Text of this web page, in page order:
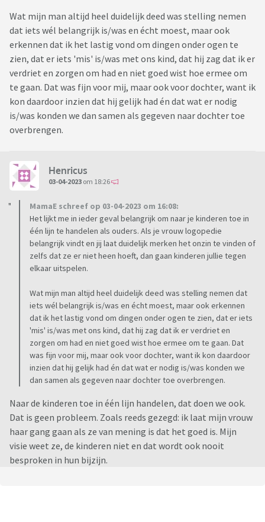
Inzake het logisch beredeneren: er was een A4 met een paar
afbeeldingen, w.o. een eend op een fiets. De vraag: wat klopt
er niet.
Mijn visie: áls logopedie al iets met "logisch beredeneren"
zou moeten doen...het kind is 4, op tv zie je bijv. eenden
(Donald Duck e.a.) die praten, autorijden, met een hengeltje
vissen, op een vliegend tapijt rondvliegen etc.
Auto's die praten, zelfstandig rijden, handen
En dan moet een eend op een fiets niet kunnen?!?!?
leeft nog in een iets andere wereld.
Of zie ik dat verkeerd??
(mijn vrouw blijft er overigens bij dat logopedie wel effect
heeft, ze praat nu wel beter etc. etc.
1.5 jaar verder én dus ook ca. 1,5 jaar ouder...bij het ouder
worden wordt de spraak vanzelfsprekend beter, de
woordenschat groter etc.
Logopedie van 1 x p/w een half uur zet m.i. geen zoden aan de
dijk, zeker niet als ze domweg spelletjes doen. (laatst was ik
weer mee naar logopedie, weer spelletje, na 15 minuten ging
dochter met arm voor de ogen zitten, kwam geen woord uit
vroeg nog 2 x of ze door wilde spelen...geen reactie en
logopedist ging ook maar met de armen over elkaar zitten.
10 minuten niks doen. Sja, tijd was toen voorbij, tot ziens en
tot volgende week. )
Wat mijn man altijd heel duidelijk deed was stelling nemen
dat iets wél belangrijk is/was en écht moest, maar ook
erkennen dat ik het lastig vond om dingen onder ogen te
zien, dat er iets 'mis' is/was met ons kind, dat hij zag dat ik er
verdriet en zorgen om had en niet goed wist hoe ermee om
te gaan. Dat was fijn voor mij, maar ook voor dochter, want ik
kon daardoor inzien dat hij gelijk had én dat wat er nodig
is/was konden we dan samen als gegeven naar dochter toe
overbrengen.
Henricus
03-04-2023 om 18:26
MamaE schreef op 03-04-2023 om 16:08:
Het lijkt me in ieder geval belangrijk om naar je kinderen toe in
één lijn te handelen als ouders. Als je vrouw logopedie
belangrijk vindt en jij laat duidelijk merken het onzin te vinden of
zelfs dat ze er niet heen hoeft, dan gaan kinderen jullie tegen
elkaar uitspelen.
Wat mijn man altijd heel duidelijk deed was stelling nemen dat
iets wél belangrijk is/was en écht moest, maar ook erkennen
dat ik het lastig vond om dingen onder ogen te zien, dat er iets
'mis' is/was met ons kind, dat hij zag dat ik er verdriet en
zorgen om had en niet goed wist hoe ermee om te gaan. Dat
was fijn voor mij, maar ook voor dochter, want ik kon daardoor
inzien dat hij gelijk had én dat wat er nodig is/was konden we
dan samen als gegeven naar dochter toe overbrengen.
Naar de kinderen toe in één lijn handelen, dat doen we ook.
Dat is geen probleem. Zoals reeds gezegd: ik laat mijn vrouw
haar gang gaan als ze van mening is dat het goed is. Mijn
visie weet ze, de kinderen niet en dat wordt ook nooit
besproken in hun bijzijn.